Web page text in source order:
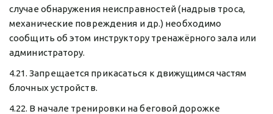
случае обнаружения неисправностей (надрыв троса,
механические повреждения и др.) необходимо
сообщить об этом инструктору тренажёрного зала или
администратору.
4.21. Запрещается прикасаться к движущимся частям
блочных устройств.
4.22. В начале тренировки на беговой дорожке